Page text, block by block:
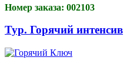
Номер заказа: 002103
Тур. Горячий интенсив